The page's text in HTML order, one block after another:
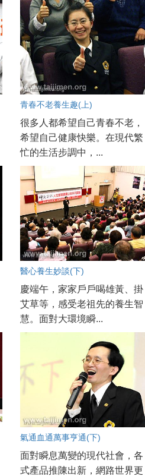
青春不老養生趣(上)
很多人都希望自己青春不老，
希望自己健康快樂。在現代繁
忙的生活步調中，...
醫心養生妙談(下)
慶端午，家家戶戶喝雄黃、掛
艾草等，感受老祖先的養生智
慧。面對大環境瞬...
氣通血通萬事亨通(下)
面對瞬息萬變的現代社會，各
式產品推陳出新，網路世界更